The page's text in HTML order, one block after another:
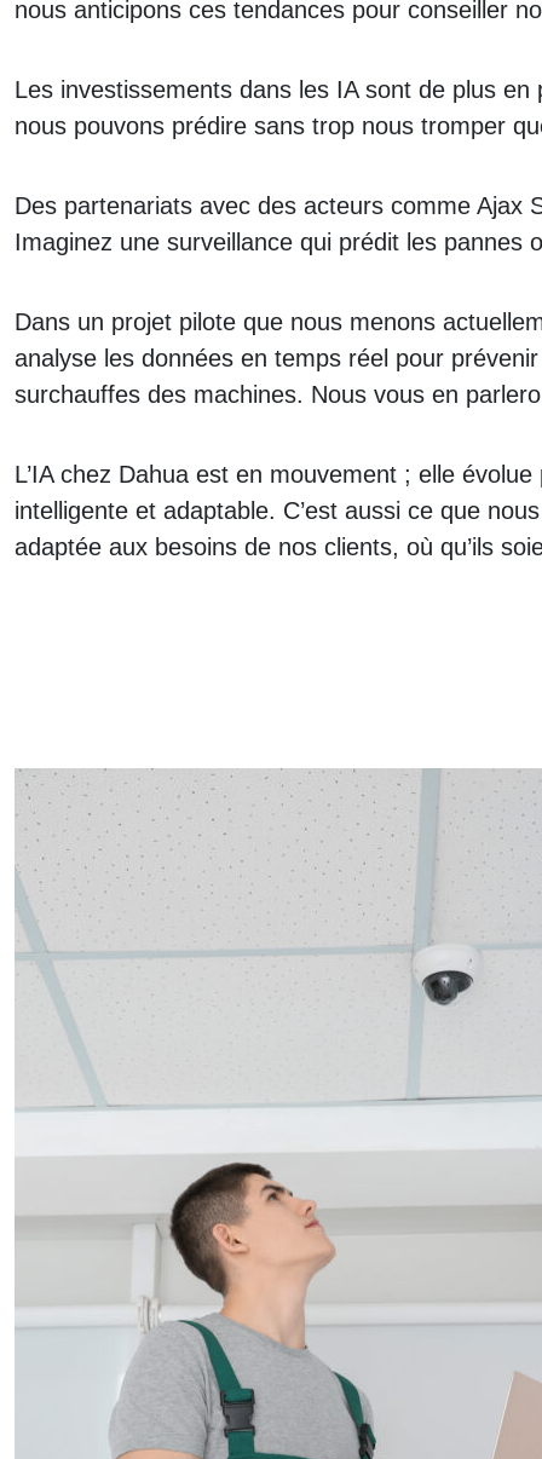
nous anticipons ces tendances pour conseiller
Les investissements dans les IA sont de plus
nous pouvons prédire sans trop nous tromper
Des partenariats avec des acteurs comme Ajax
Imaginez une surveillance qui prédit les pannes
Dans un projet pilote que nous menons
analyse les données en temps réel pour
surchauffes des machines. Nous vous en
L’IA chez Dahua est en mouvement ; elle
intelligente et adaptable. C’est aussi ce que
adaptée aux besoins de nos clients, où qu’ils